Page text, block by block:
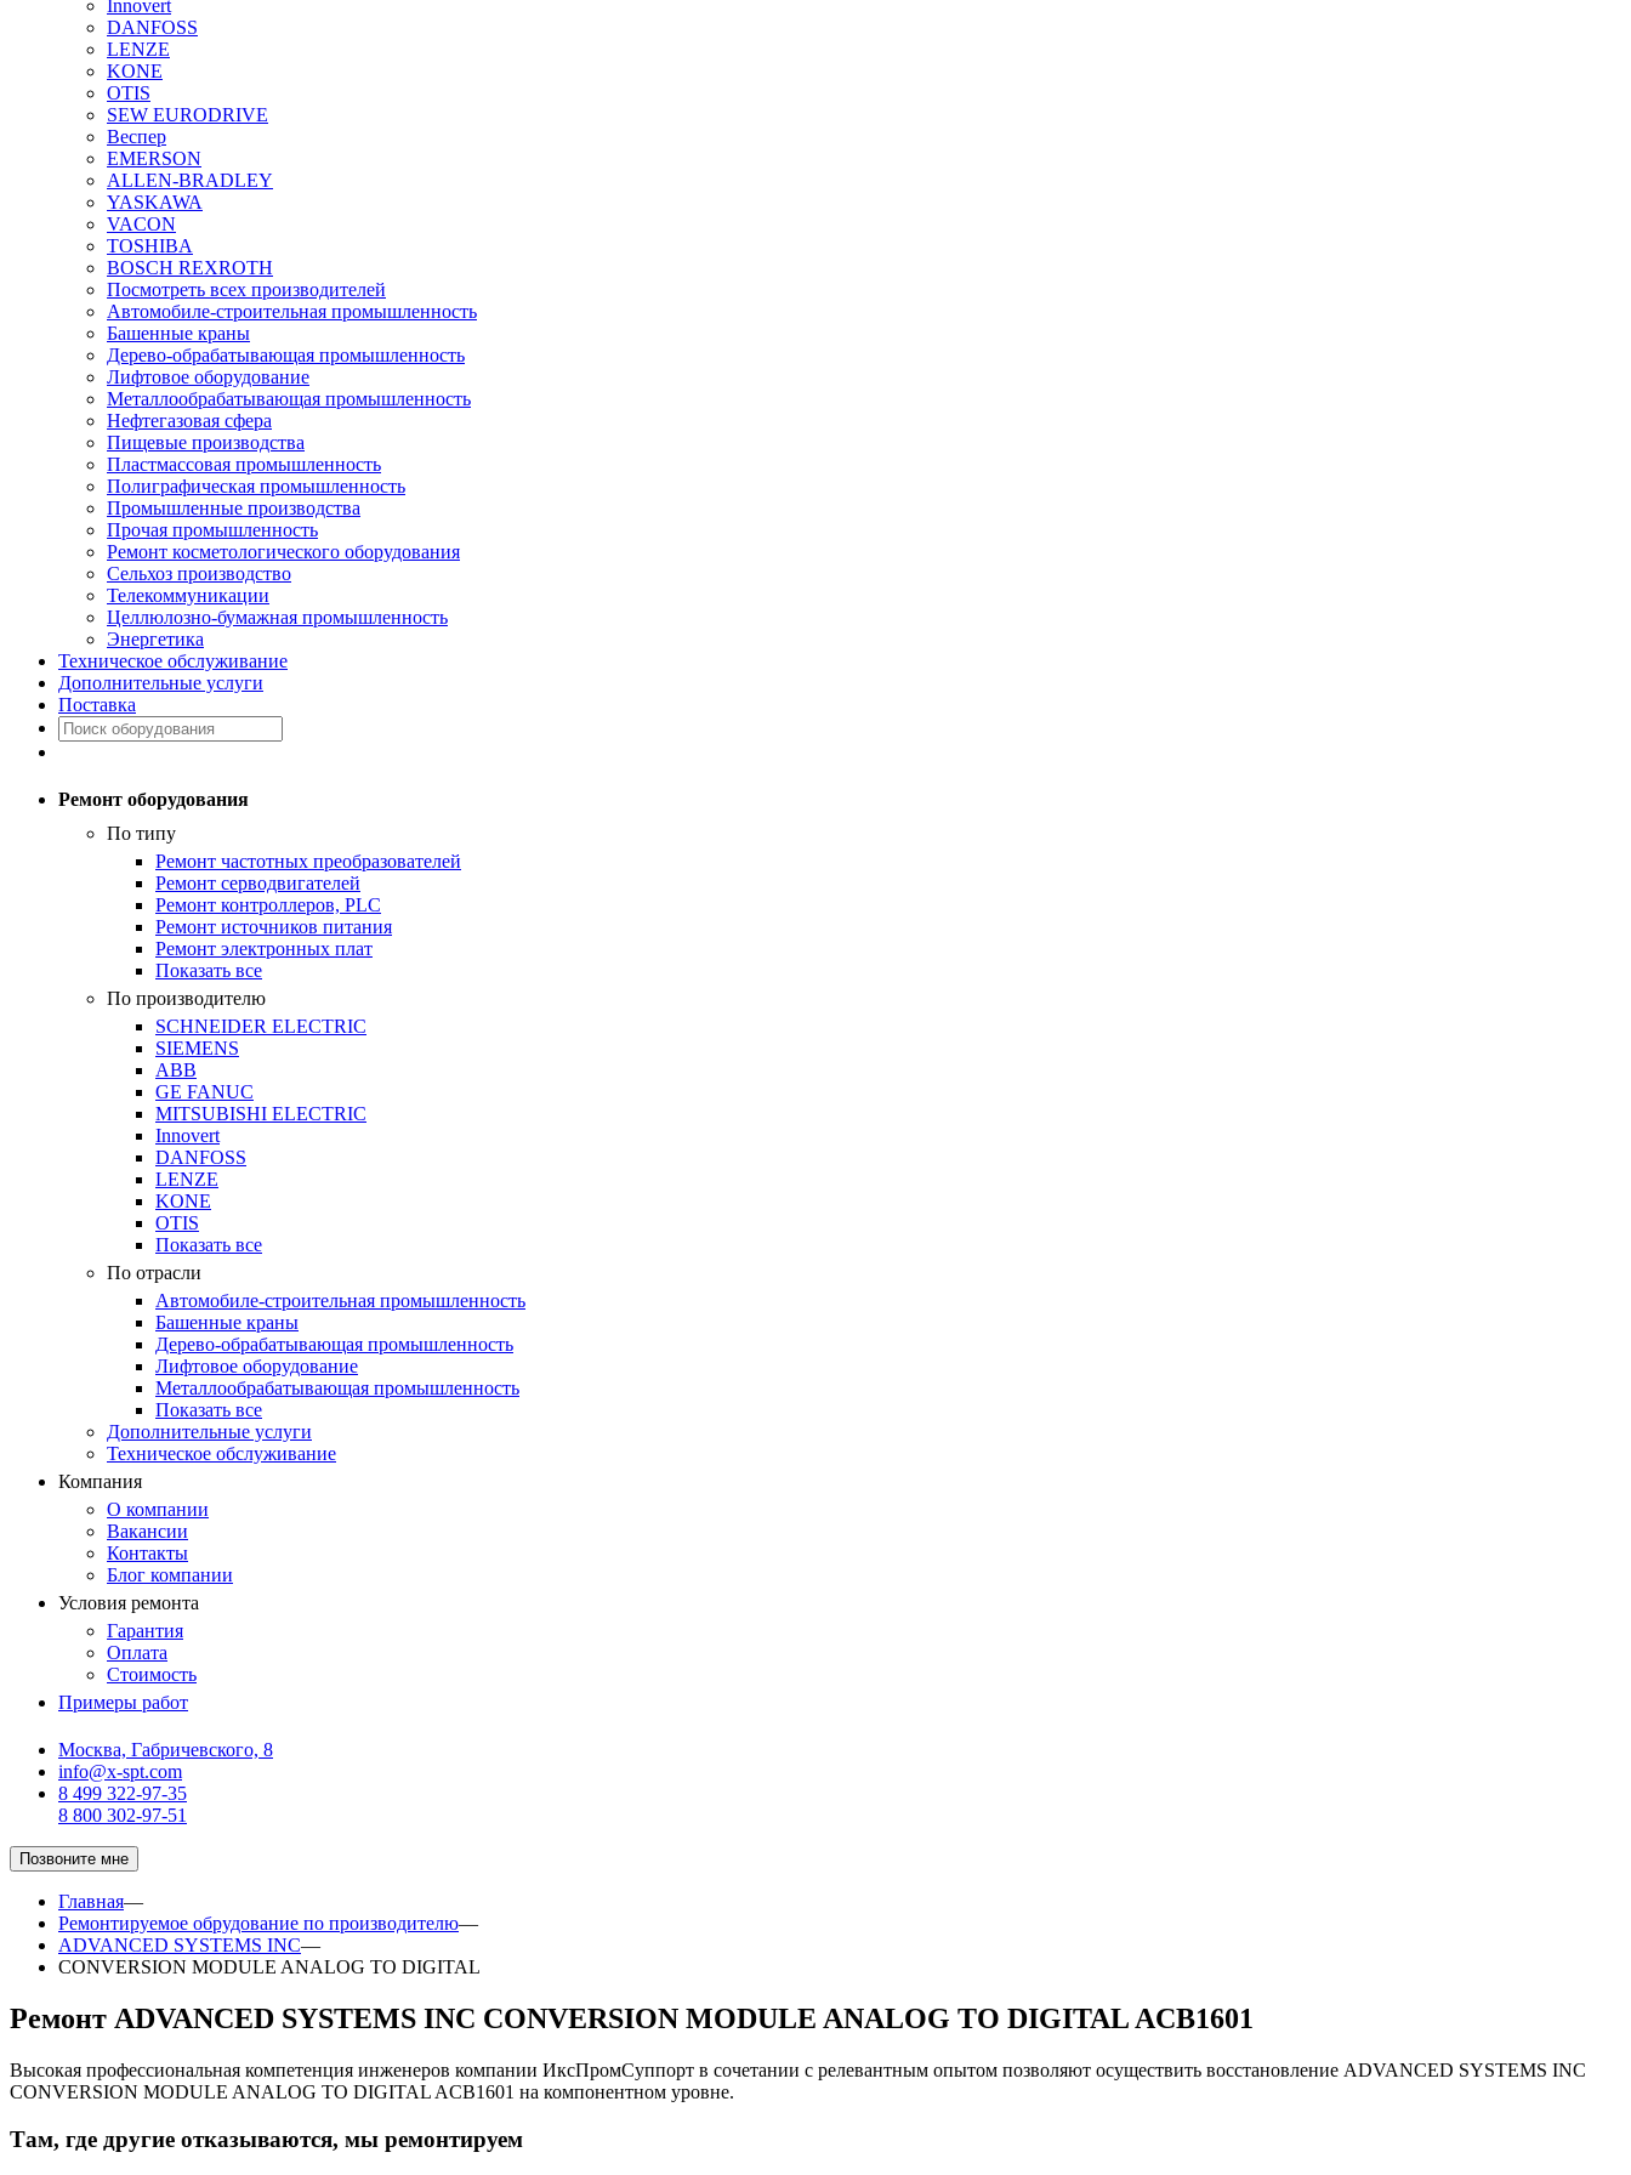
Innovert
DANFOSS
LENZE
KONE
OTIS
SEW EURODRIVE
Веспер
EMERSON
ALLEN-BRADLEY
YASKAWA
VACON
TOSHIBA
BOSCH REXROTH
Посмотреть всех производителей
Автомобиле-строительная промышленность
Башенные краны
Дерево-обрабатывающая промышленность
Лифтовое оборудование
Металлообрабатывающая промышленность
Нефтегазовая сфера
Пищевые производства
Пластмассовая промышленность
Полиграфическая промышленность
Промышленные производства
Прочая промышленность
Ремонт косметологического оборудования
Сельхоз производство
Телекоммуникации
Целлюлозно-бумажная промышленность
Энергетика
Техническое обслуживание
Дополнительные услуги
Поставка
Ремонт оборудования
По типу
Ремонт частотных преобразователей
Ремонт серводвигателей
Ремонт контроллеров, PLC
Ремонт источников питания
Ремонт электронных плат
Показать все
По производителю
SCHNEIDER ELECTRIC
SIEMENS
ABB
GE FANUC
MITSUBISHI ELECTRIC
Innovert
DANFOSS
LENZE
KONE
OTIS
Показать все
По отрасли
Автомобиле-строительная промышленность
Башенные краны
Дерево-обрабатывающая промышленность
Лифтовое оборудование
Металлообрабатывающая промышленность
Показать все
Дополнительные услуги
Техническое обслуживание
Компания
О компании
Вакансии
Контакты
Блог компании
Условия ремонта
Гарантия
Оплата
Стоимость
Примеры работ
Москва, Габричевского, 8
info@x-spt.com
8 499 322-97-35
8 800 302-97-51
Позвоните мне
Главная—
Ремонтируемое обрудование по производителю—
ADVANCED SYSTEMS INC—
CONVERSION MODULE ANALOG TO DIGITAL
Ремонт ADVANCED SYSTEMS INC CONVERSION MODULE ANALOG TO DIGITAL ACB1601
Высокая профессиональная компетенция инженеров компании ИксПромСуппорт в сочетании с релевантным опытом позволяют осуществить восстановление ADVANCED SYSTEMS INC
CONVERSION MODULE ANALOG TO DIGITAL ACB1601 на компонентном уровне.
Там, где другие отказываются, мы ремонтируем